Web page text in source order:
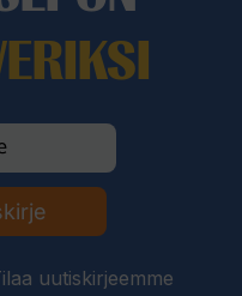
uutiskirjeemme